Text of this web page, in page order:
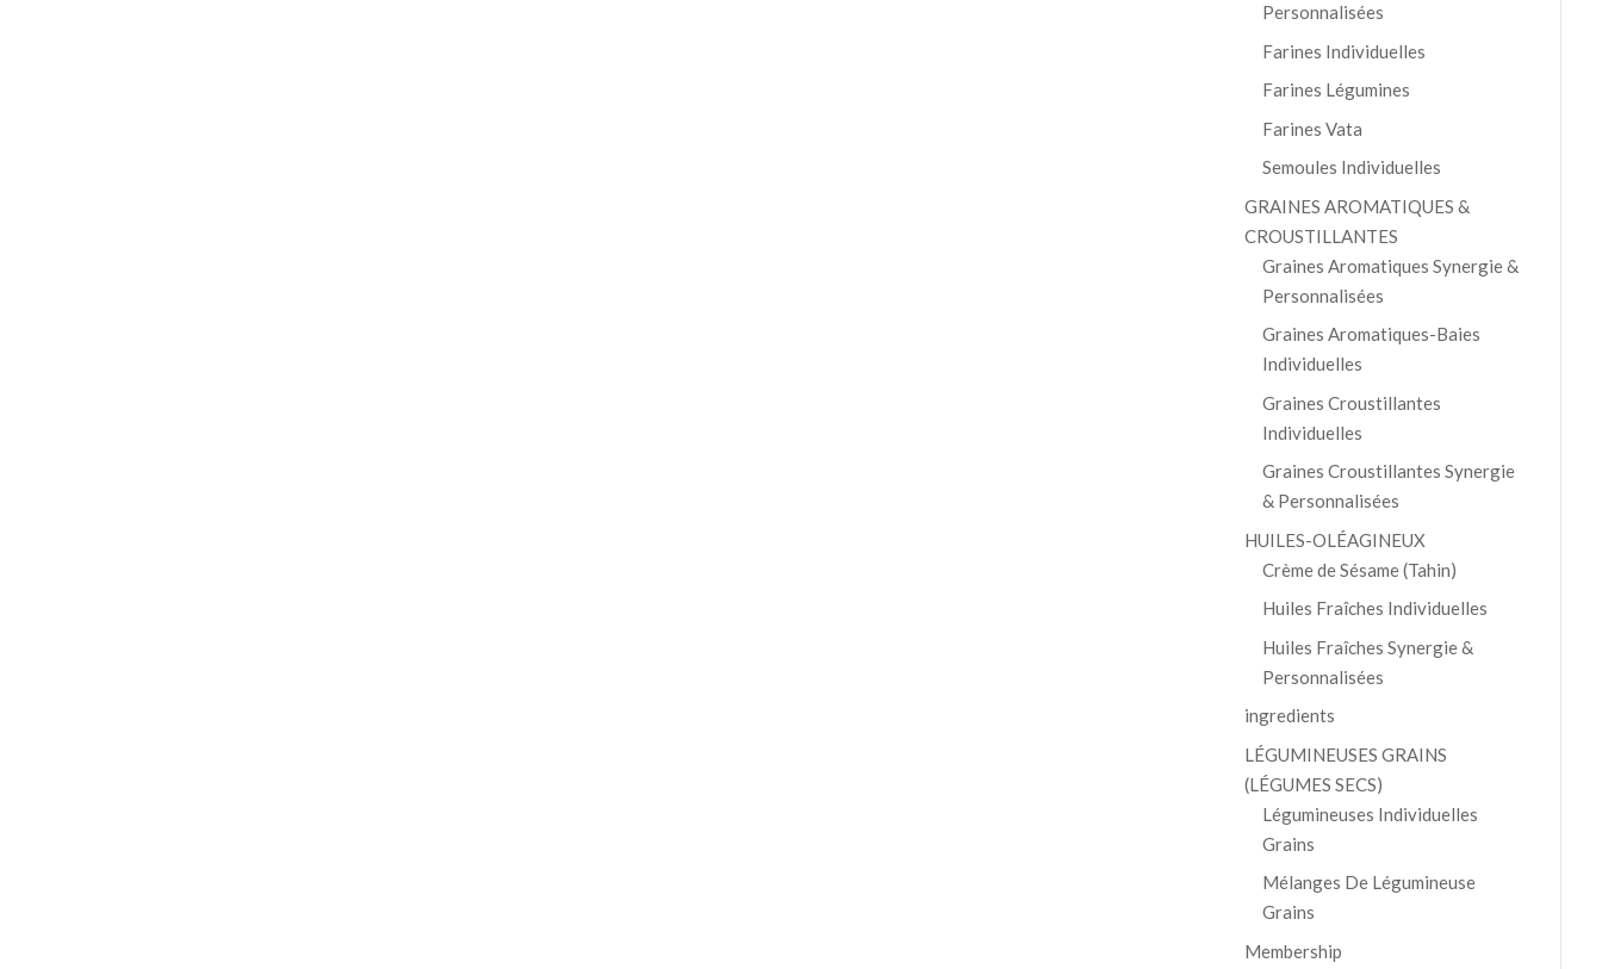
Personnalisées
Farines Individuelles
Farines Légumines
Farines Vata
Semoules Individuelles
GRAINES AROMATIQUES &
CROUSTILLANTES
Graines Aromatiques Synergie &
Personnalisées
Graines Aromatiques-Baies
Individuelles
Graines Croustillantes
Individuelles
Graines Croustillantes Synergie
& Personnalisées
HUILES-OLÉAGINEUX
Crème de Sésame (Tahin)
Huiles Fraîches Individuelles
Huiles Fraîches Synergie &
Personnalisées
ingredients
LÉGUMINEUSES GRAINS
(LÉGUMES SECS)
Légumineuses Individuelles
Grains
Mélanges De Légumineuse
Grains
Membership